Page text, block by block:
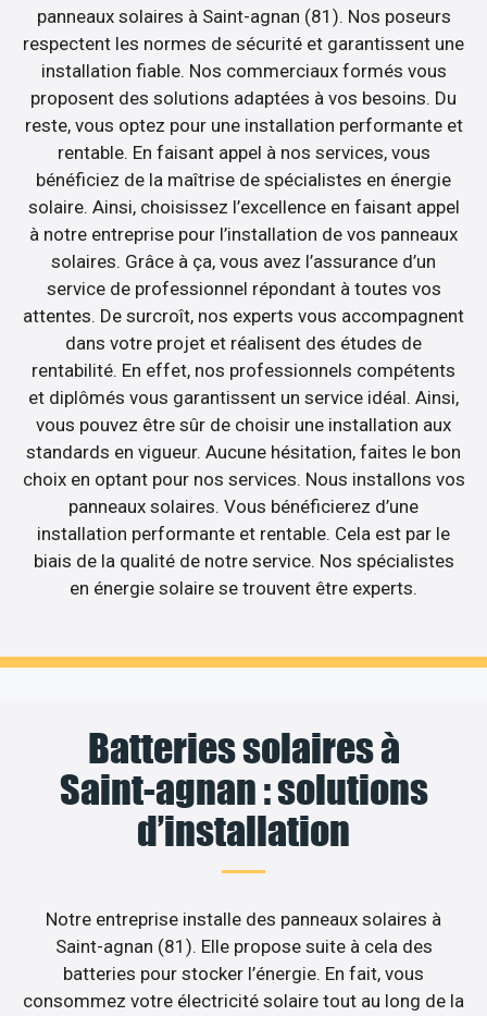
panneaux solaires à Saint-agnan (81). Nos poseurs
respectent les normes de sécurité et garantissent une
installation fiable. Nos commerciaux formés vous
proposent des solutions adaptées à vos besoins. Du
reste, vous optez pour une installation performante et
rentable. En faisant appel à nos services, vous
bénéficiez de la maîtrise de spécialistes en énergie
solaire. Ainsi, choisissez l’excellence en faisant appel
à notre entreprise pour l’installation de vos panneaux
solaires. Grâce à ça, vous avez l’assurance d’un
service de professionnel répondant à toutes vos
attentes. De surcroît, nos experts vous accompagnent
dans votre projet et réalisent des études de
rentabilité. En effet, nos professionnels compétents
et diplômés vous garantissent un service idéal. Ainsi,
vous pouvez être sûr de choisir une installation aux
standards en vigueur. Aucune hésitation, faites le bon
choix en optant pour nos services. Nous installons vos
panneaux solaires. Vous bénéficierez d’une
installation performante et rentable. Cela est par le
biais de la qualité de notre service. Nos spécialistes
en énergie solaire se trouvent être experts.
Batteries solaires à
Saint-agnan : solutions
d’installation
Notre entreprise installe des panneaux solaires à
Saint-agnan (81). Elle propose suite à cela des
batteries pour stocker l’énergie. En fait, vous
consommez votre électricité solaire tout au long de la